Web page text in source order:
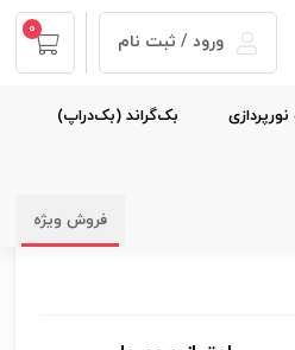
ورود / ثبت نام
0
بک‌گراند (بک‌دراپ)
فروش ویژه